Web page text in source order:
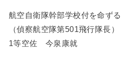
航空自衛隊幹部学校付を命ずる
（偵察航空隊第501飛行隊長）
1等空佐 今泉康就